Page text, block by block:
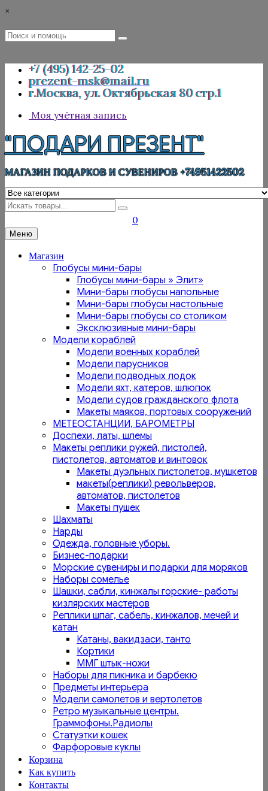
Перейти
содержимому
×
Поиск
Поиск
+7 (495) 142-25-02
prezent-msk@mail.ru
г.Москва, ул. Октябрьская 80 стр.1
Моя учётная запись
"ПОДАРИ ПРЕЗЕНТ"
МАГАЗИН ПОДАРКОВ И СУВЕНИРОВ +74951422502
Искать
0
Меню
Магазин
Глобусы мини-бары
Глобусы мини-бары » Элит»
Мини-бары глобусы напольные
Мини-бары глобусы настольные
Мини-бары глобусы со столиком
Эксклюзивные мини-бары
Модели кораблей
Модели военных кораблей
Модели парусников
Модели подводных лодок
Модели яхт, катеров, шлюпок
Модели судов гражданского флота
Макеты маяков, портовых сооружений
МЕТЕОСТАНЦИИ, БАРОМЕТРЫ
Доспехи, латы, шлемы
Макеты реплики ружей, пистолей,
пистолетов, автоматов и винтовок
Макеты дуэльных пистолетов, мушкетов
макеты(реплики) револьверов,
автоматов, пистолетов
Макеты пушек
Шахматы
Нарды
Одежда, головные уборы.
Бизнес-подарки
Морские сувениры и подарки для моряков
Наборы сомелье
Шашки, сабли, кинжалы горские- работы
кизлярских мастеров
Реплики шпаг, сабель, кинжалов, мечей и
катан
Катаны, вакидзаси, танто
Кортики
ММГ штык-ножи
Наборы для пикника и барбекю
Предметы интерьера
Модели самолетов и вертолетов
Ретро музыкальные центры.
Граммофоны.Радиолы
Статуэтки кошек
Фарфоровые куклы
Корзина
Как купить
Контакты